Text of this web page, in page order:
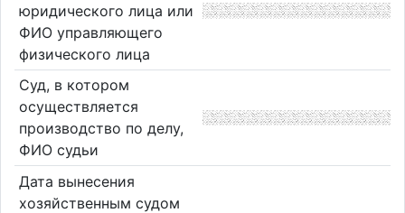
юридического лица или
ФИО управляющего
физического лица
Суд, в котором
осуществляется
производство по делу,
ФИО судьи
Дата вынесения
хозяйственным судом